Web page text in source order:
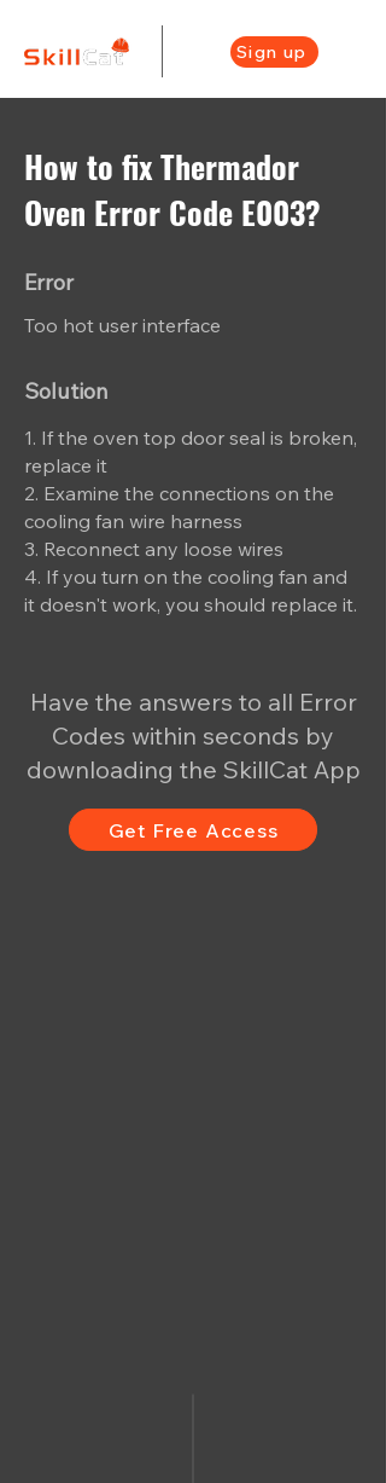
Sign up
How to fix Thermador
Oven Error Code E003?
Error
Too hot user interface
Solution
1. If the oven top door seal is broken,
replace it
2. Examine the connections on the
cooling fan wire harness
3. Reconnect any loose wires
4. If you turn on the cooling fan and
it doesn't work, you should replace it.
Have the answers to all Error
Codes within seconds by
downloading the SkillCat App
Get Free Access